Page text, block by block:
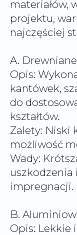
materiałów,
projektu,
najczęściej
A.
Opis:
kantówek,
do
kształtów.
Zalety: Niski
możliwość
Wady:
uszkodzenia
B.
Opis: Lekkie